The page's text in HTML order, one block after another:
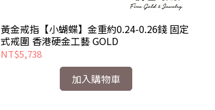
黃金戒指【小蝴蝶】金重約0.24-0.26錢 固定
式戒圍 香港硬金工藝 GOLD
NT$5,738
加入購物車